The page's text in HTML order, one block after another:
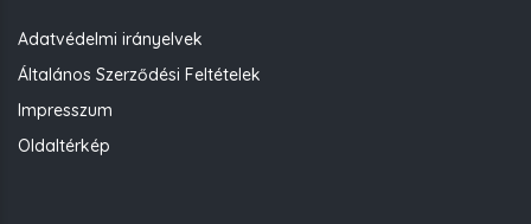
Adatvédelmi irányelvek
Általános Szerződési Feltételek
Impresszum
Oldaltérkép